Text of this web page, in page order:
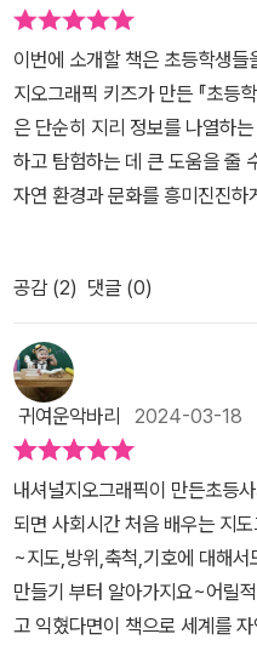
이번에 소개할 책은 초등학생
지오그래픽 키즈가 만든 『초등
은 단순히 지리 정보를 나열하
하고 탐험하는 데 큰 도움을 줄
자연 환경과 문화를 흥미진진
다는 점이 매력적이다. 아이들
형과 동식물을 더욱 생생하게
치 작은 세계 여행을 하는 듯한
위치를 파악하는 것이 아니라,
화까지 이해할 수 있게 해준다
높다고 할 수 있다. 특히, 아시
세히 나누어 설명해 주고 있어,
의 특성을 자연스럽게 익힐 수
해를 돕기 위해 지도의 제작 과
하고 있다. 지도에서 나라를 찾
별로 잘 설명되어 있어, 지도를
수 있다.더불어, 각 대륙별로 특
공감 (2) 댓글 (0)
귀여운악바리 2024-03-18
내셔널지오그래픽이 만든초등
되면 사회시간 처음 배우는 지
~지도,방위,축척,기호에 대해
만들기 부터 알아가지요~어릴
고 익혔다면이 책으로 세계를